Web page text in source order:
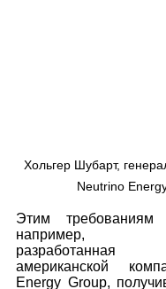
Хольгер Шубарт,
Neutrino
Этим требованиям
например,
американской